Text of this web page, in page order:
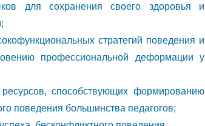
для сохранения своего здоровья и
стратегий поведения и
профессиональной деформации у
способствующих формированию
поведения большинства педагогов;